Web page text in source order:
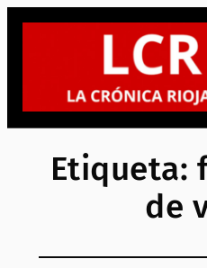
Saltar
Etiqueta:
de